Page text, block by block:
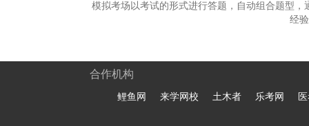
模拟考场以考试的形式进行答题，自动组合题型
经
合作机构
鲤鱼网 来学网校 土木者 乐考网